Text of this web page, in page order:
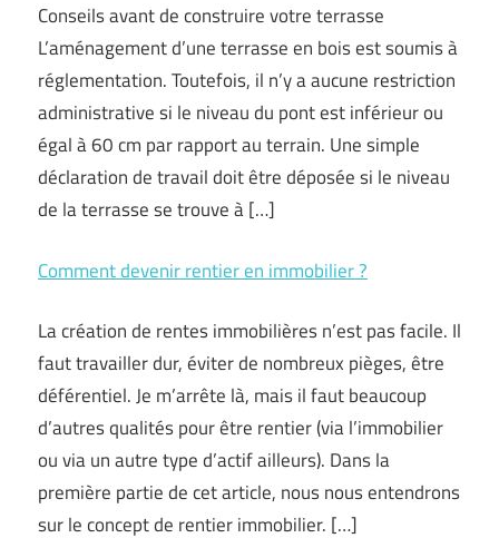
Conseils avant de construire votre terrasse
L’aménagement d’une terrasse en bois est soumis à
réglementation. Toutefois, il n’y a aucune restriction
administrative si le niveau du pont est inférieur ou
égal à 60 cm par rapport au terrain. Une simple
déclaration de travail doit être déposée si le niveau
de la terrasse se trouve à […]
Comment devenir rentier en immobilier ?
La création de rentes immobilières n’est pas facile. Il
faut travailler dur, éviter de nombreux pièges, être
déférentiel. Je m’arrête là, mais il faut beaucoup
d’autres qualités pour être rentier (via l’immobilier
ou via un autre type d’actif ailleurs). Dans la
première partie de cet article, nous nous entendrons
sur le concept de rentier immobilier. […]